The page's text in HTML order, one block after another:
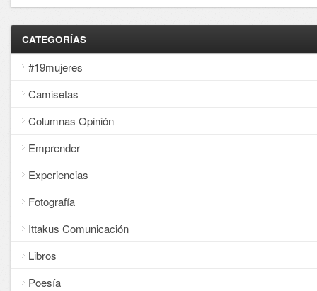
CATEGORÍAS
#19mujeres
Camisetas
Columnas Opinión
Emprender
Experiencias
Fotografía
Ittakus Comunicación
Libros
Poesía